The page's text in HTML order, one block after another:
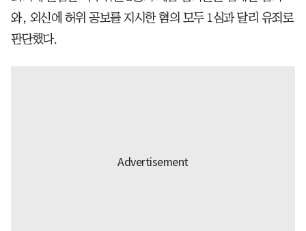
와, 외신에 허위 공보를 지시한 혐의 모두 1심과 달리 유죄로
판단했다.